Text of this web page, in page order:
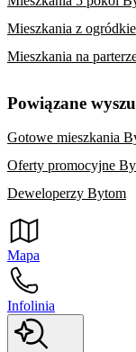
Mieszkania z
Mieszkania na
Powiązane
Gotowe mieszkania
Oferty promocyjne
Deweloperzy Bytom
Mapa
Infolinia